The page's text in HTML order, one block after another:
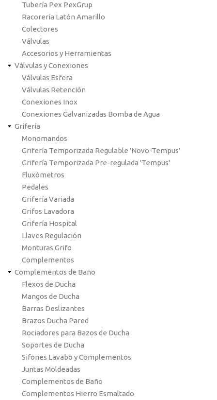
Tubería Pex PexGrup
Racorería Latón Amarillo
Colectores
Válvulas
Accesorios y Herramientas
Válvulas y Conexiones
Válvulas Esfera
Válvulas Retención
Conexiones Inox
Conexiones Galvanizadas Bomba de Agua
Grifería
Monomandos
Grifería Temporizada Regulable 'Novo-Tempus'
Grifería Temporizada Pre-regulada 'Tempus'
Fluxómetros
Pedales
Grifería Variada
Grifos Lavadora
Grifería Hospital
Llaves Regulación
Monturas Grifo
Complementos
Complementos de Baño
Flexos de Ducha
Mangos de Ducha
Barras Deslizantes
Brazos Ducha Pared
Rociadores para Bazos de Ducha
Soportes de Ducha
Sifones Lavabo y Complementos
Juntas Moldeadas
Complementos de Baño
Complementos Hierro Esmaltado